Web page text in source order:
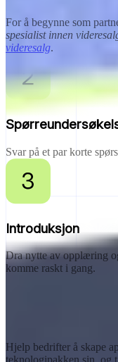
For å begynne som
spesialist innen
videresalg.
Svar på et par korte
Introduksjon
Dra nytte av opplæring
komme raskt i gang.
Hjelp bedrifter å skape
teknologipakken sin, og